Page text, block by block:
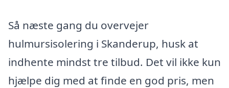
Så næste gang du overvejer
hulmursisolering i Skanderup, husk at
indhente mindst tre tilbud. Det vil ikke kun
hjælpe dig med at finde en god pris, men